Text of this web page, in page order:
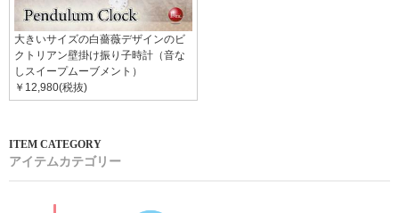
大きいサイズの白薔薇デザインのビ
クトリアン壁掛け振り子時計（音な
しスイープムーブメント）
￥12,980(税抜)
アイテムカテゴリー